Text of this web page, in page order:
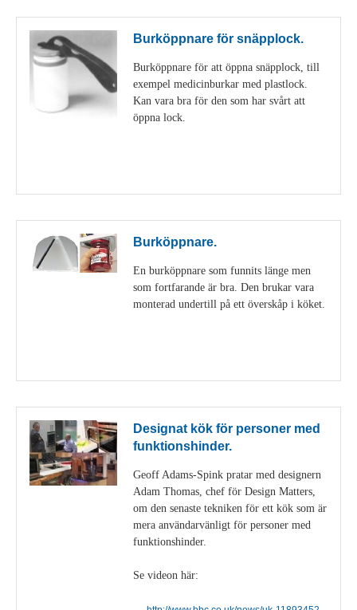
Burköppnare för snäpplock.
Burköppnare för att öppna snäpplock, till
exempel medicinburkar med plastlock.
Kan vara bra för den som har svårt att
öppna lock.
Burköppnare.
En burköppnare som funnits länge men
som fortfarande är bra. Den brukar vara
monterad undertill på ett överskåp i köket.
Designat kök för personer med
funktionshinder.
Geoff Adams-Spink pratar med designern
Adam Thomas, chef för Design Matters,
om den senaste tekniken för ett kök som är
mera användarvänligt för personer med
funktionshinder.
Se videon här: